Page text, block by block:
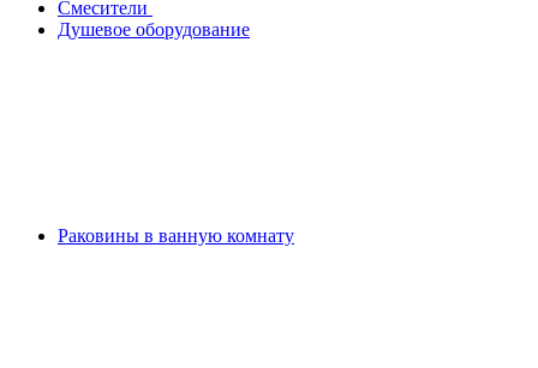
Смесители
Душевое оборудование
Раковины в ванную комнату